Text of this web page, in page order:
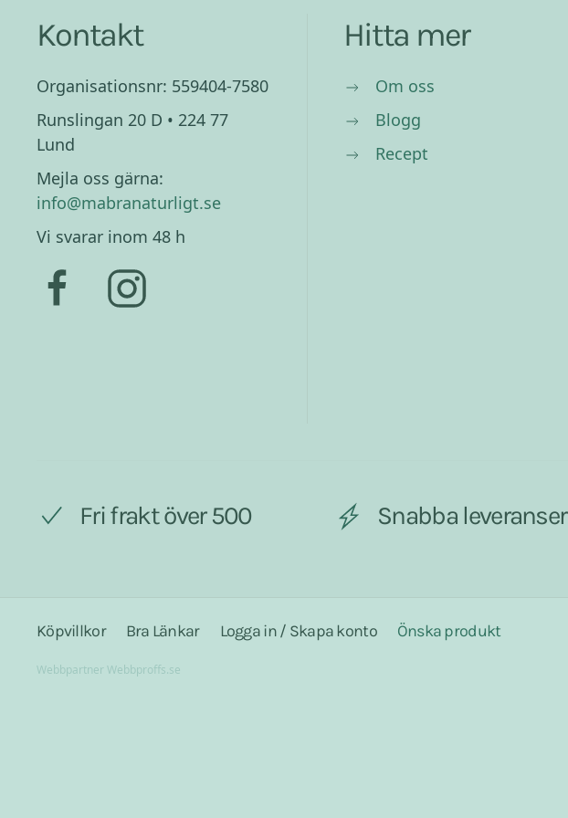
Kontakt
Organisationsnr: 559404-7580
Runslingan 20 D • 224 77
Lund
Mejla oss gärna:
info@mabranaturligt.se
Vi svarar inom 48 h
Hitta mer
Om oss
Blogg
Recept
Fri frakt över 500 Snabba leveranser
Köpvillkor Bra Länkar Logga in / Skapa konto Önska produkt
Webbpartner Webbproffs.se